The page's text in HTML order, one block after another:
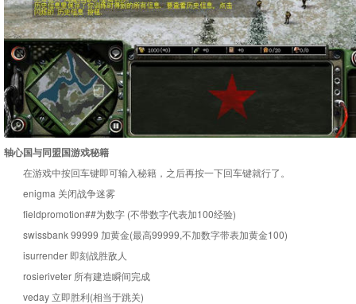
轴心国与同盟国游戏秘籍
在游戏中按回车键即可输入秘籍，之后再按一下回车键就行了。
enigma 关闭战争迷雾
fieldpromotion##为数字 (不带数字代表加100经验)
swissbank 99999 加黄金(最高99999,不加数字带表加黄金100)
isurrender 即刻战胜敌人
rosieriveter 所有建造瞬间完成
veday 立即胜利(相当于跳关)